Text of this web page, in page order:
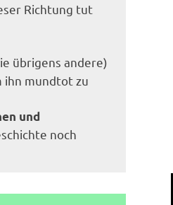
Richtung tut
übrigens andere)
ihn mundtot zu
und
noch